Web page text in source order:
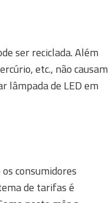
ser reciclada. Além
etc., não causam
lâmpada de LED em
consumidores
de tarifas é